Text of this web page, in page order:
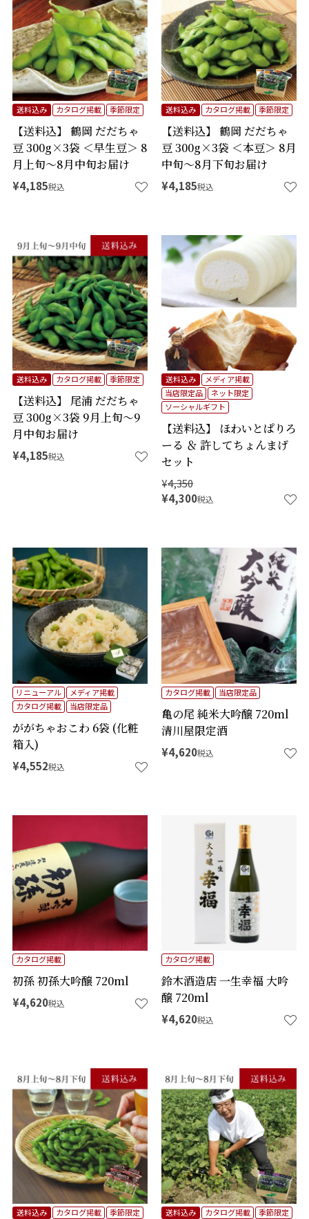
【送料込】 鶴岡 だだちゃ
豆 300g×3袋 ＜早生豆＞ 8
月上旬～8月中旬お届け
送料込み カタログ掲載 季節限定
¥4,185税込
【送料込】 鶴岡 だだちゃ
豆 300g×3袋 ＜本豆＞ 8月
中旬～8月下旬お届け
送料込み カタログ掲載 季節限定
¥4,185税込
【送料込】 尾浦 だだちゃ
豆 300g×3袋 9月上旬～9
月中旬お届け
送料込み カタログ掲載 季節限定
¥4,185税込
【送料込】 ほわいとぱりろ
ーる ＆ 許してちょんまげ
セット
送料込み
メディア掲載
当店限定品
ネット限定
ソーシャルギフト
¥4,350
¥4,300税込
ががちゃおこわ 6袋 (化粧
箱入)
リニューアル
メディア掲載
カタログ掲載
当店限定品
¥4,552税込
亀の尾 純米大吟醸 720ml
清川屋限定酒
カタログ掲載 当店限定品
¥4,620税込
初孫 初孫大吟醸 720ml
カタログ掲載
¥4,620税込
鈴木酒造店 一生幸福 大吟
醸 720ml
カタログ掲載
¥4,620税込
送料込み カタログ掲載 季節限定 送料込み カタログ掲載
季節限定